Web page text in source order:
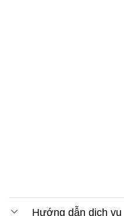
Hướng dẫn dịch vụ